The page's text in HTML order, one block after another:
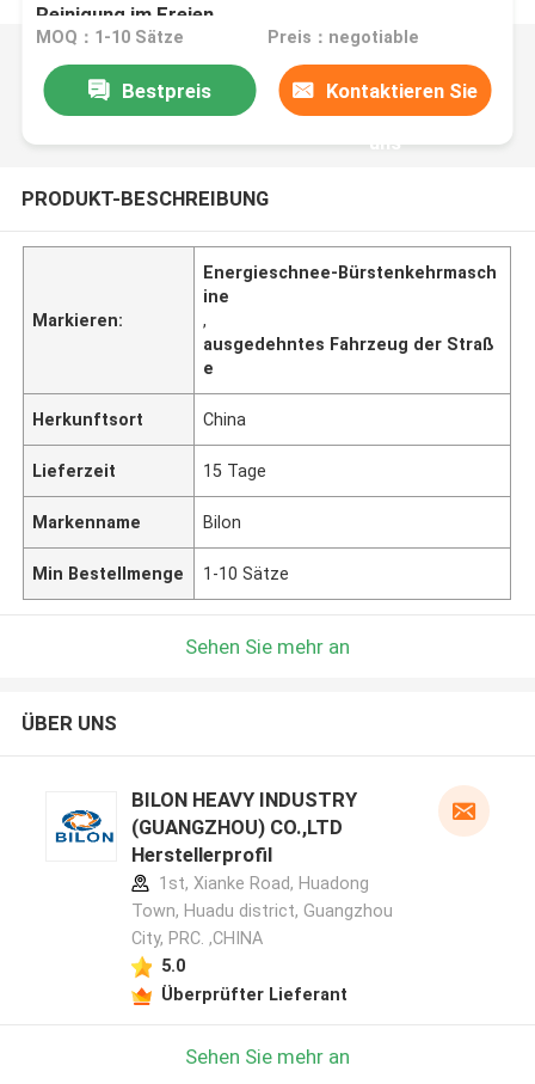
Reinigung im Freien
MOQ：1-10 Sätze Preis：negotiable
Bestpreis Kontaktieren Sie
uns
PRODUKT-BESCHREIBUNG
Markieren:
Energieschnee-Bürstenkehrmasch
ine
,
ausgedehntes Fahrzeug der Straß
e
Herkunftsort China
Lieferzeit 15 Tage
Markenname Bilon
Min Bestellmenge 1-10 Sätze
Sehen Sie mehr an
ÜBER UNS
BILON HEAVY INDUSTRY
(GUANGZHOU) CO.,LTD
Herstellerprofil
1st, Xianke Road, Huadong
Town, Huadu district, Guangzhou
City, PRC. ,CHINA
5.0
Überprüfter Lieferant
Sehen Sie mehr an